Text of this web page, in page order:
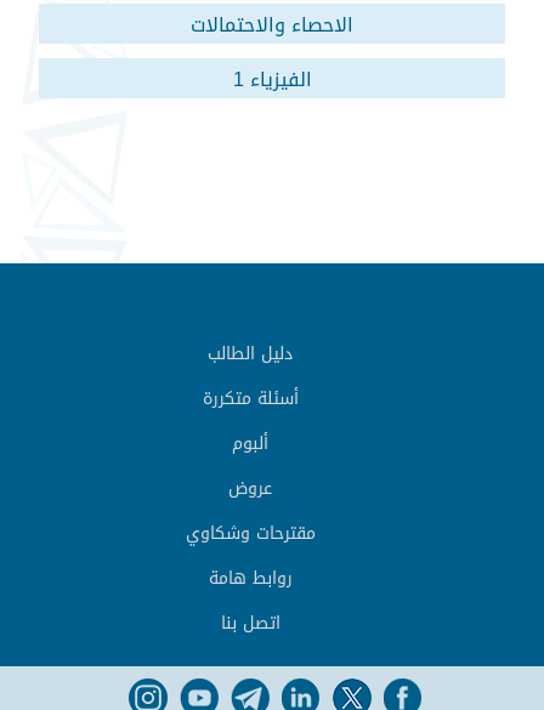
الاحصاء والاحتمالات
الفيزياء 1
دليل الطالب
أسئلة متكررة
ألبوم
عروض
مقترحات وشكاوي
روابط هامة
اتصل بنا